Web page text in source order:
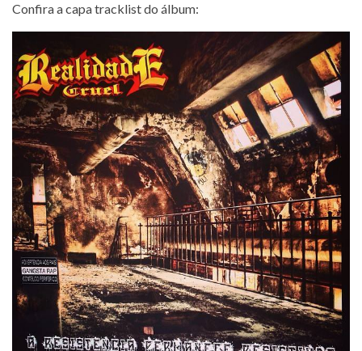
Confira a capa tracklist do álbum: